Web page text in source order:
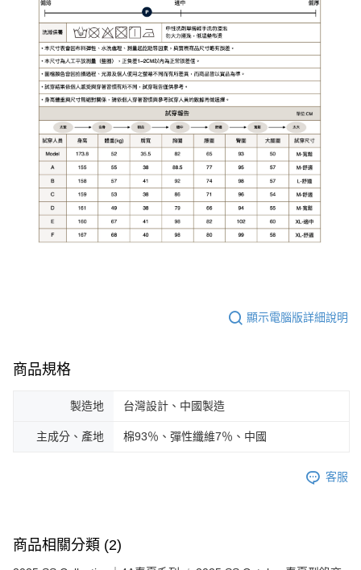
顯示電腦版詳細說明
商品規格
製造地 台灣設計、中國製造
主成分、產地 棉93％、彈性纖維7％、中國
客服
商品相關分類 (2)